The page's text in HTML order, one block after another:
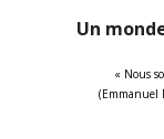
Un
« Nous
(Emmanuel